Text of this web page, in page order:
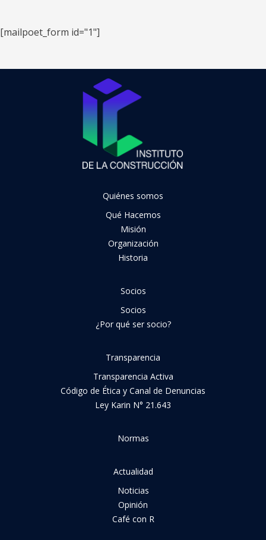
[mailpoet_form id="1"]
Quiénes somos
Qué Hacemos
Misión
Organización
Historia
Socios
Socios
¿Por qué ser socio?
Transparencia
Transparencia Activa
Código de Ética y Canal de Denuncias
Ley Karin N° 21.643
Normas
Actualidad
Noticias
Opinión
Café con R